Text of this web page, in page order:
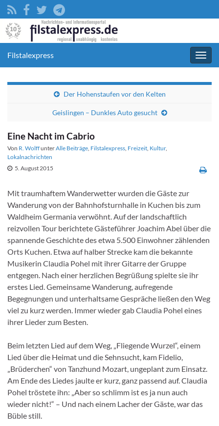
Filstalexpress
Der Hohenstaufen vor den Kelten
Geislingen – Dunkles Auto gesucht
Eine Nacht im Cabrio
Von R. WolffunterAlle Beiträge, Filstalexpress, Freizeit, Kultur,
Lokalnachrichten
5. August 2015
Mit traumhaftem Wanderwetter wurden die Gäste zur
Wanderung von der Bahnhofsturnhalle in Kuchen bis zum
Waldheim Germania verwöhnt. Auf der landschaftlich
reizvollen Tour berichtete Gästeführer Joachim Abel über die
spannende Geschichte des etwa 5.500 Einwohner zählenden
Orts Kuchen. Etwa auf halber Strecke kam die bekannte
Musikerin Claudia Pohel mit ihrer Gitarre der Gruppe
entgegen. Nach einer herzlichen Begrüßung spielte sie ihr
erstes Lied. Gemeinsame Wanderung, aufregende
Begegnungen und unterhaltsame Gespräche ließen den Weg
viel zu kurz werden. Immer wieder gab Claudia Pohel eines
ihrer Lieder zum Besten.
Beim letzten Lied auf dem Weg, „Fliegende Wurzel“, einem
Lied über die Heimat und die Sehnsucht, kam Fidelio,
„Brüderchen“ von Tanzhund Mozart, ungeplant zum Einsatz.
Am Ende des Liedes jaulte er kurz, ganz passend auf. Claudia
Pohel tröstete ihn: „Aber so schlimm ist es ja nun auch
wieder nicht!“ – Und nach einem Lacher der Gäste, war das
Büble still.